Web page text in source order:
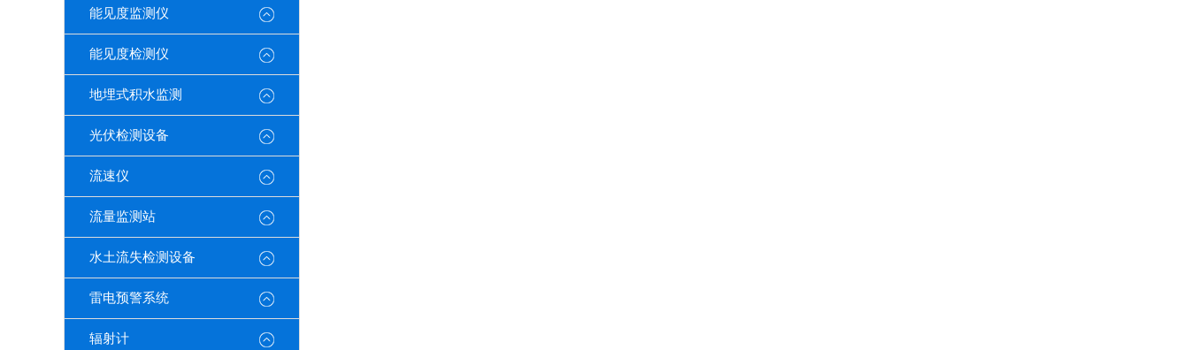
能见度监测仪
能见度检测仪
地埋式积水监测
光伏检测设备
流速仪
流量监测站
水土流失检测设备
雷电预警系统
辐射计